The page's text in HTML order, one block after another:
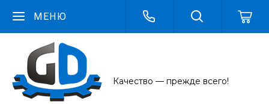
МЕНЮ
Качество — прежде всего!